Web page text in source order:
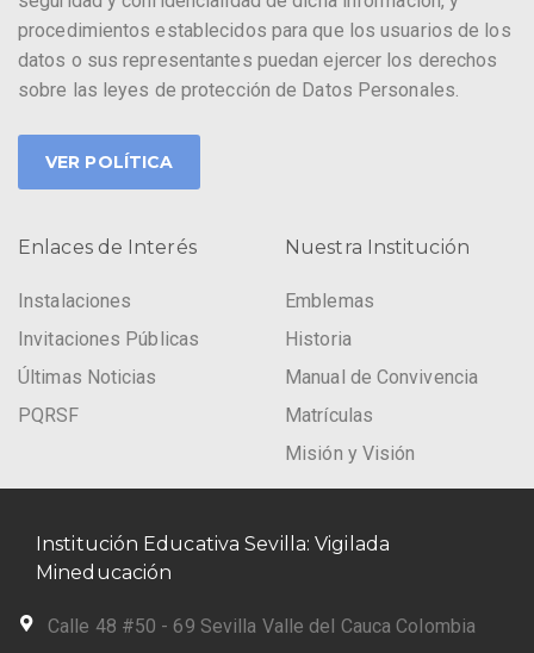
procedimientos establecidos para que los usuarios de los
datos o sus representantes puedan ejercer los derechos
sobre las leyes de protección de Datos Personales.
VER POLÍTICA
Enlaces de Interés
Instalaciones
Invitaciones Públicas
Últimas Noticias
PQRSF
Nuestra Institución
Emblemas
Historia
Manual de Convivencia
Matrículas
Misión y Visión
Institución Educativa Sevilla: Vigilada
Mineducación
Calle 48 #50 - 69 Sevilla Valle del Cauca Colombia